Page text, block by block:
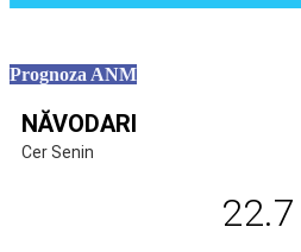
Prognoza ANM
NĂVODARI
Cer Senin
22.7